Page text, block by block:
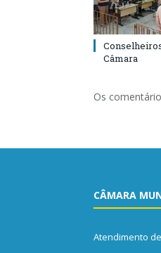
Câmara
Os
CÂMARA
Atendimento